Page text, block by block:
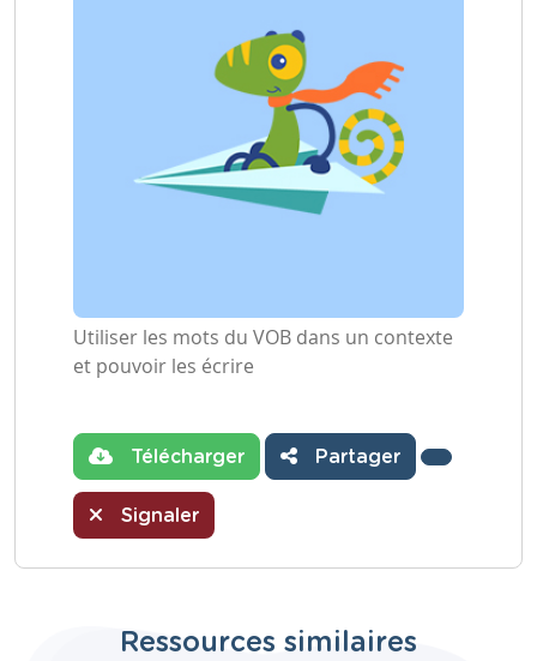
Utiliser les mots du VOB dans un contexte
et pouvoir les écrire
Télécharger Partager
Signaler
Ressources similaires